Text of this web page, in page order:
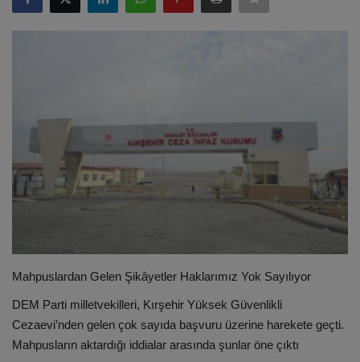
ULUSLARARASI
SPOR
SEYAHAT
GALERİ
VİDEO
Mahpuslardan Gelen Şikâyetler Haklarımız Yok Sayılıyor
DEM Parti milletvekilleri, Kırşehir Yüksek Güvenlikli
Cezaevi’nden gelen çok sayıda başvuru üzerine harekete geçti.
Mahpusların aktardığı iddialar arasında şunlar öne çıktı